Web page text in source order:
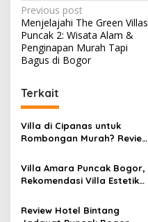
Post
navigation
Previous post
Menjelajahi The Green Villas
Puncak 2: Wisata Alam &
Penginapan Murah Tapi
Bagus di Bogor
Terkait
Villa di Cipanas untuk
Rombongan Murah? Review
Puncak dengan Private
Pool
Villa Amara Puncak Bogor,
Rekomendasi Villa Estetik
dengan View Pegunungan
Review Hotel Bintang